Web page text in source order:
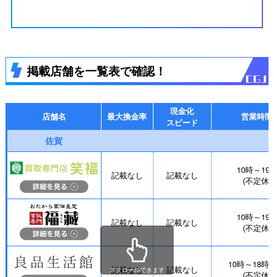
掲載店舗を一覧表で確認！
店舗名 最大換金率
現金化
スピード
営業時間
佐賀
記載なし 記載なし
10時～19
(不定休)
記載なし 記載なし
10時～19
(不定休)
記載なし 記載なし
10時～18時
(不定休)
スクロールできます